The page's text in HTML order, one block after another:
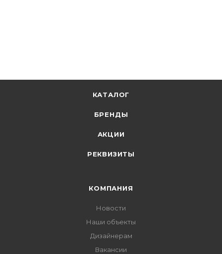
КАТАЛОГ
БРЕНДЫ
АКЦИИ
РЕКВИЗИТЫ
КОМПАНИЯ
Новости
Наши объекты
Дизайнерам
Вакансии